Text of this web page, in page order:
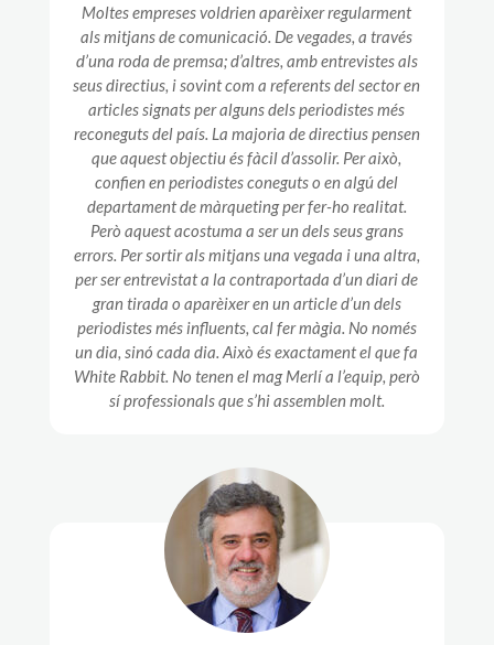
Moltes empreses voldrien aparèixer regularment
als mitjans de comunicació. De vegades, a través
d’una roda de premsa; d’altres, amb entrevistes als
seus directius, i sovint com a referents del sector en
articles signats per alguns dels periodistes més
reconeguts del país. La majoria de directius pensen
que aquest objectiu és fàcil d’assolir. Per això,
confien en periodistes coneguts o en algú del
departament de màrqueting per fer-ho realitat.
Però aquest acostuma a ser un dels seus grans
errors. Per sortir als mitjans una vegada i una altra,
per ser entrevistat a la contraportada d’un diari de
gran tirada o aparèixer en un article d’un dels
periodistes més influents, cal fer màgia. No només
un dia, sinó cada dia. Això és exactament el que fa
White Rabbit. No tenen el mag Merlí a l’equip, però
sí professionals que s’hi assemblen molt.